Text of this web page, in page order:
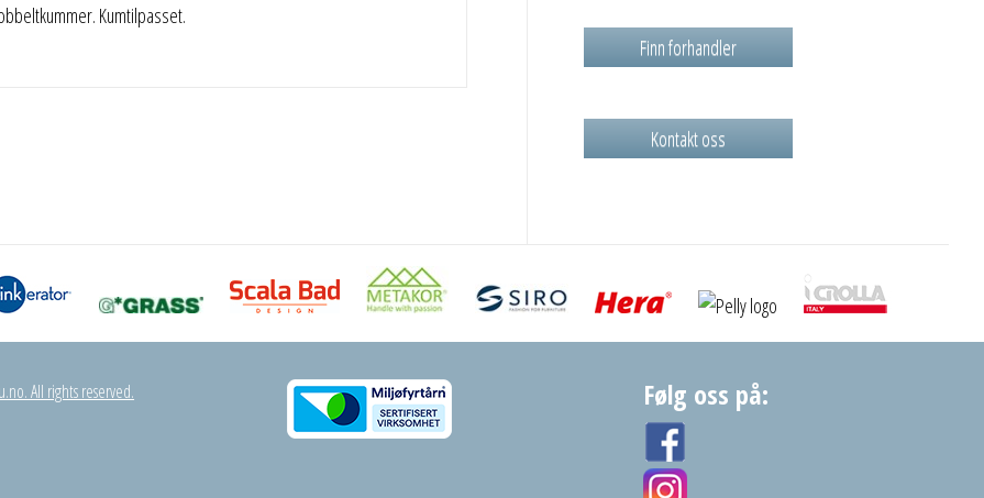
Kumtilpasset.
Finn forhandler
Kontakt oss
All rights reserved. Følg oss på: